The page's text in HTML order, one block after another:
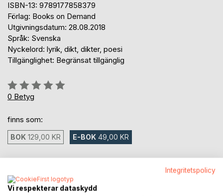
ISBN-13: 9789177858379
Förlag: Books on Demand
Utgivningsdatum: 28.08.2018
Språk: Svenska
Nyckelord: lyrik, dikt, dikter, poesi
Tillgänglighet: Begränsat tillgänglig
Betyg::
0%
0 Betyg
finns som:
BOK 129,00 KR E-BOK 49,00 KR
inkl. moms
Tillgänglig för nedladdning
Integritetspolicy
Vi respekterar dataskydd